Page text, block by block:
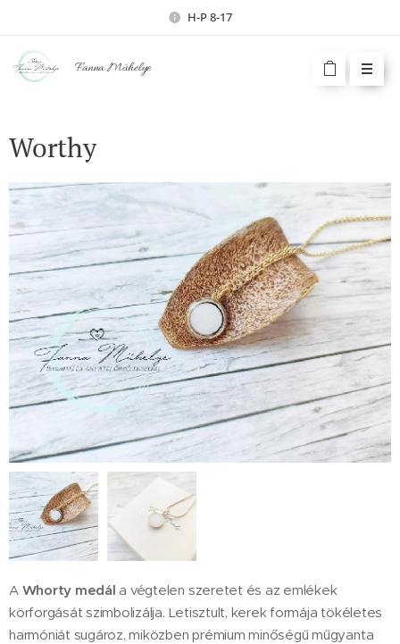
H-P 8-17
Fanna Műhelye
Worthy
A Whorty medál a végtelen szeretet és az emlékek
körforgását szimbolizálja. Letisztult, kerek formája tökéletes
harmóniát sugároz, miközben prémium minőségű műgyanta